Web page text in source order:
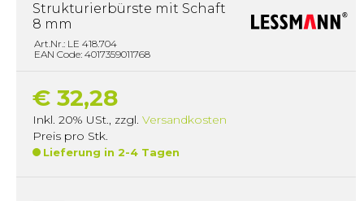
Strukturierbürste mit Schaft
8 mm
Art.Nr.: LE 418.704
EAN Code: 4017359011768
€ 32,28
Inkl. 20% USt., zzgl. Versandkosten
Preis pro Stk.
Lieferung in 2-4 Tagen